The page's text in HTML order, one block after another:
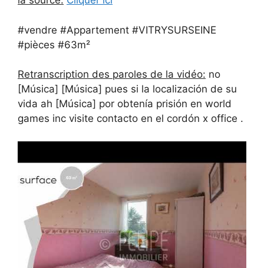
#vendre #Appartement #VITRYSURSEINE
#pièces #63m²
Retranscription des paroles de la vidéo: no
[Música] [Música] pues si la localización de su
vida ah [Música] por obtenía prisión en world
games inc visite contacto en el cordón x office .